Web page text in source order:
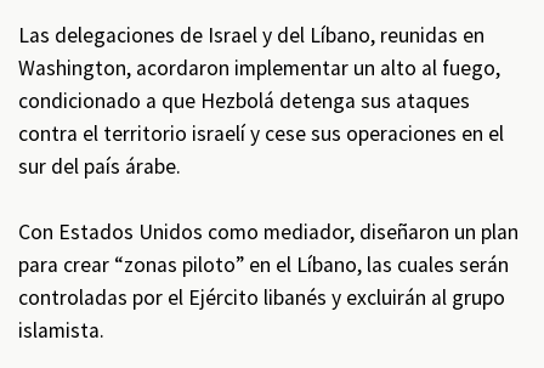
Las delegaciones de Israel y del Líbano, reunidas en
Washington, acordaron implementar un alto al fuego,
condicionado a que Hezbolá detenga sus ataques
contra el territorio israelí y cese sus operaciones en el
sur del país árabe.
Con Estados Unidos como mediador, diseñaron un plan
para crear “zonas piloto” en el Líbano, las cuales serán
controladas por el Ejército libanés y excluirán al grupo
islamista.